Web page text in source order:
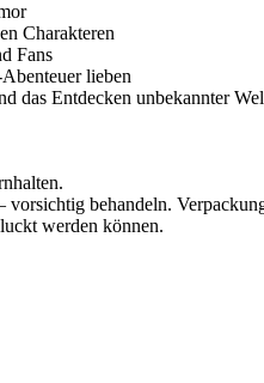
Charakteren
Fans
lieben
das Entdecken unbekannter
vorsichtig behandeln.
werden können.